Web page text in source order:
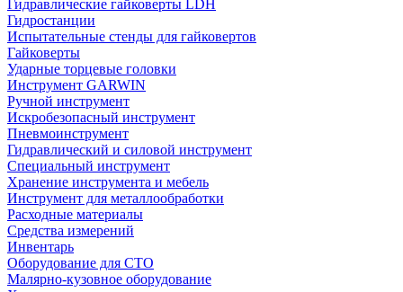
Гидравлические гайковерты LDH
Гидростанции
Испытательные стенды для гайковертов
Гайковерты
Ударные торцевые головки
Инструмент GARWIN
Ручной инструмент
Искробезопасный инструмент
Пневмоинструмент
Гидравлический и силовой инструмент
Специальный инструмент
Хранение инструмента и мебель
Инструмент для металлообработки
Расходные материалы
Средства измерений
Инвентарь
Оборудование для СТО
Малярно-кузовное оборудование